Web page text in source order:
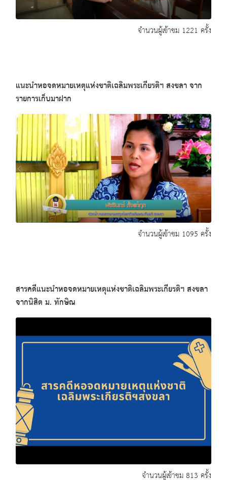
จำนวนผู้เข้าชม 1221 ครั้ง
แนะนำหอจดหมายเหตุแห่งชาติเฉลิมพระเกียรติฯ สงขลา จาก
รายการเก็บมาฝาก
จำนวนผู้เข้าชม 1095 ครั้ง
สารคดีแนะนำหอจดหมายเหตุแห่งชาติเฉลิมพระเกียรติฯ สงขลา
จากนิสิต ม. ทักษิณ
จำนวนผู้เข้าชม 813 ครั้ง